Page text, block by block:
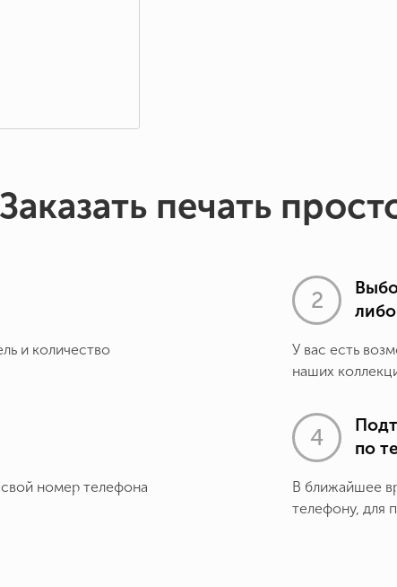
Заказать печать
и количество
У вас есть
наших
номер телефона
по
В ближайшее
телефону, для